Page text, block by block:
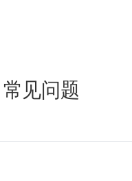
常见问题